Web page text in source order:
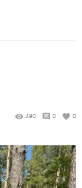
490 0 0